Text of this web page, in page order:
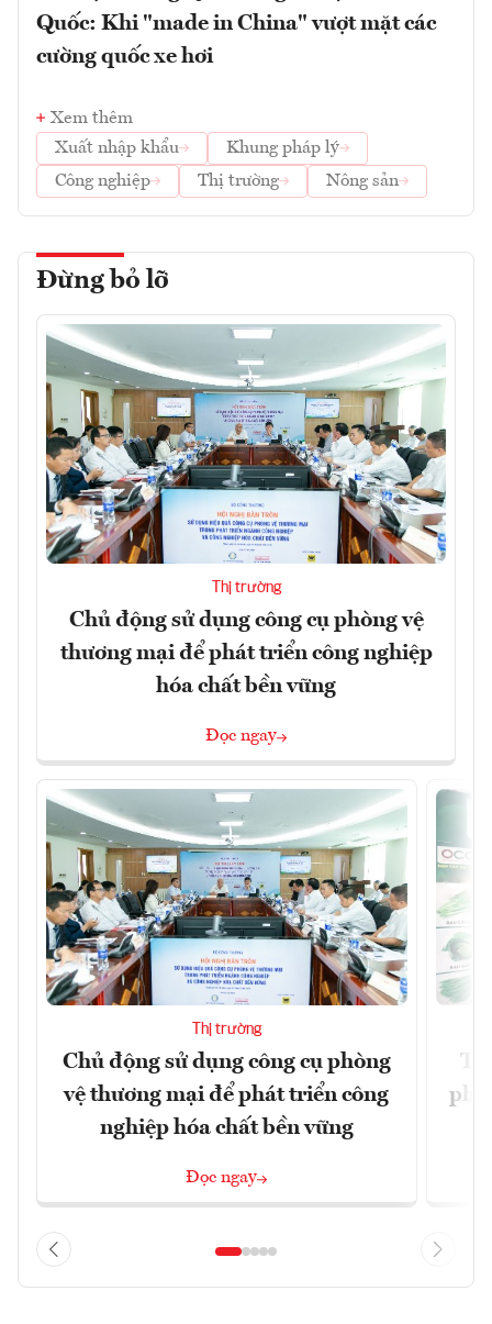
Quốc: Khi "made in China" vượt mặt các
cường quốc xe hơi
Xem thêm
Xuất nhập khẩu
Khung pháp lý
Công nghiệp
Thị trường Nông sản
Đừng bỏ lỡ
Thị trường
Chủ động sử dụng công cụ phòng vệ
thương mại để phát triển công nghiệp
hóa chất bền vững
Đọc ngay
Thị trường
Chủ động sử dụng công cụ phòng
vệ thương mại để phát triển công
nghiệp hóa chất bền vững
Đọc ngay